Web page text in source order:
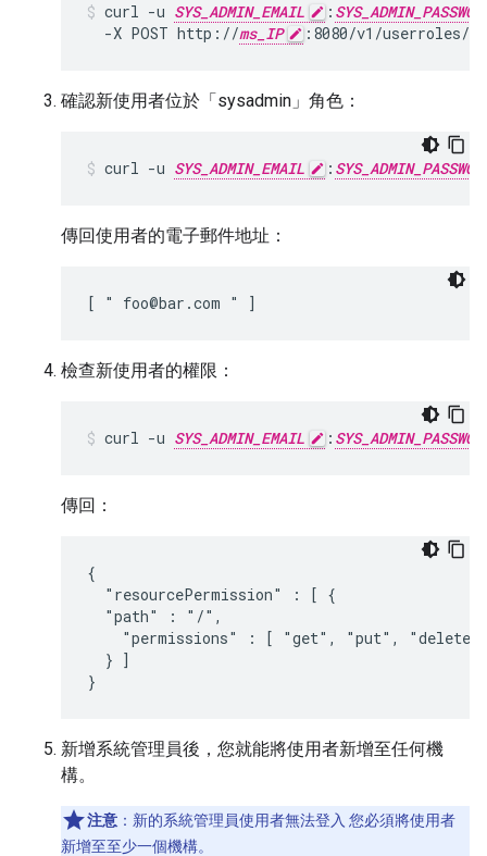
curl -u SYS_ADMIN_EMAIL :
  -X POST http://
ms_IP :8080/v1/userroles/
確認新使用者位於「sysadmin」角色：
curl -u SYS_ADMIN_EMAIL :
傳回使用者的電子郵件地址：
[ " foo@bar.com " ]
檢查新使用者的權限：
curl -u SYS_ADMIN_EMAIL :
傳回：
{
  "resourcePermission" : [ {
  "path" : "/",
"permissions" : [ "get", "put", "delete"
  } ]
}
新增系統管理員後，您就能將使用者新增至任何機
構。
注意 ：新的系統管理員使用者無法登入 您必須將使用者
新增至至少一個機構。